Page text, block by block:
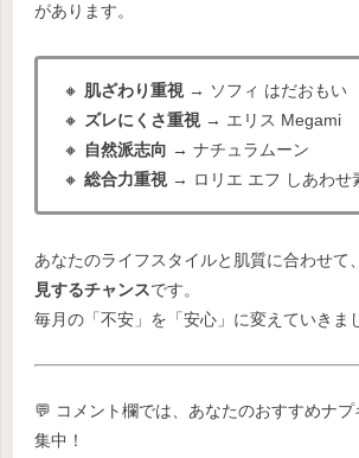
があります。
🔸 肌ざわり重視 → ソフィ はだおもい
🔸 ズレにくさ重視 → エリス Megami
🔸 自然派志向 → ナチュラムーン
🔸 総合力重視 → ロリエ エフ しあわせ
あなたのライフスタイルと肌質に合わせて、
見するチャンスです。
毎月の「不安」を「安心」に変えていきま
💬 コメント欄では、あなたのおすすめナ
集中！